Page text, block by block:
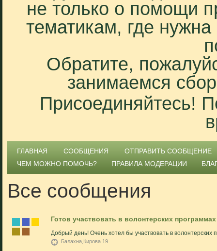
не только о помощи
тематикам, где
Обратите,
занимаемся
Присоединяйтесь!
ГЛАВНАЯ СООБЩЕНИЯ
ОТПРАВИТЬ СООБЩЕНИЕ
ЧЕМ МОЖНО ПОМОЧЬ?
ПРАВИЛА МОДЕРАЦИИ
Все сообщения
Готов участвовать в волонтерских
Добрый день! Очень хотел бы участвовать в волонтерских
Балахна,Кирова 19